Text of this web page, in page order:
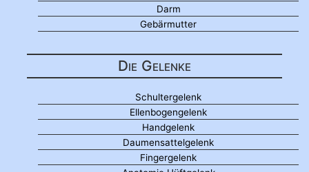
Darm
Gebärmutter
Die Gelenke
Schultergelenk
Ellenbogengelenk
Handgelenk
Daumensattelgelenk
Fingergelenk